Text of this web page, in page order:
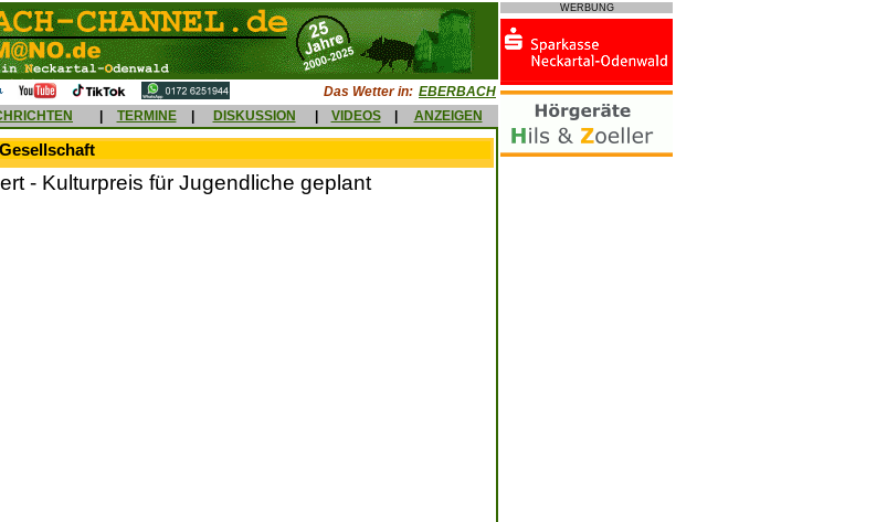
Das Wetter in: EBERBACH
TERMINE DISKUSSION VIDEOS ANZEIGEN
- Kulturpreis für Jugendliche geplant
WERBUNG